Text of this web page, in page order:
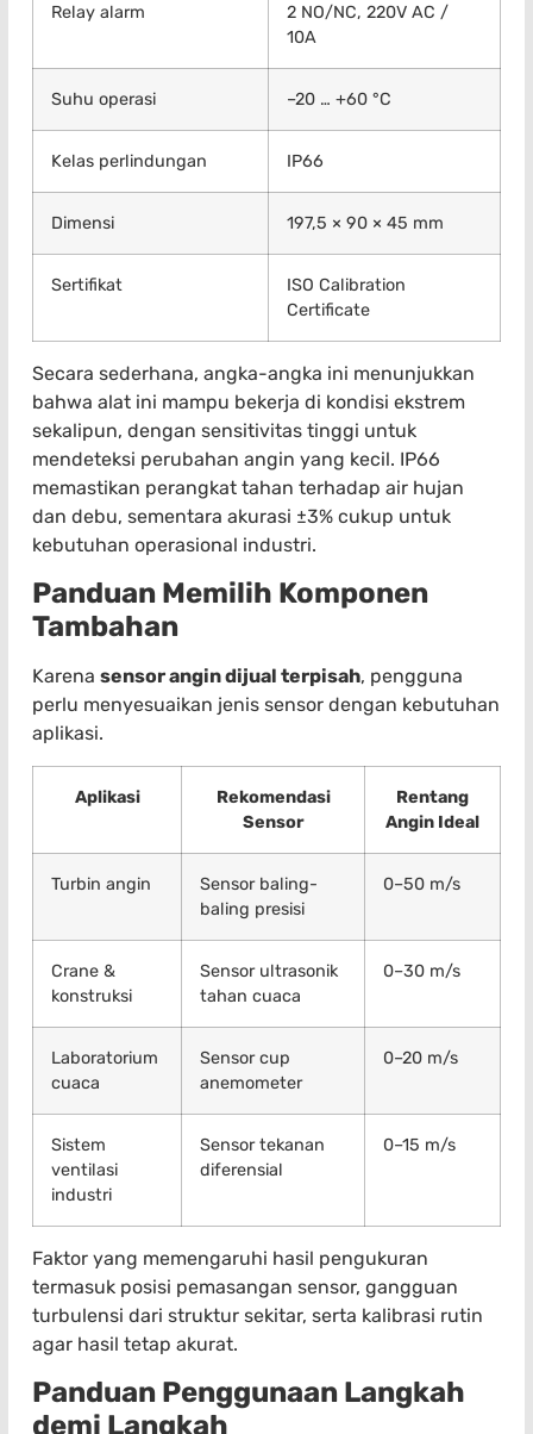
Relay alarm
2 NO/NC, 220V AC /
10A
Suhu operasi –20 … +60 °C
Kelas perlindungan IP66
Dimensi 197,5 × 90 × 45 mm
Sertifikat
ISO Calibration
Certificate
Secara sederhana, angka-angka ini menunjukkan
bahwa alat ini mampu bekerja di kondisi ekstrem
sekalipun, dengan sensitivitas tinggi untuk
mendeteksi perubahan angin yang kecil. IP66
memastikan perangkat tahan terhadap air hujan
dan debu, sementara akurasi ±3% cukup untuk
kebutuhan operasional industri.
Panduan Memilih Komponen
Tambahan
Karena sensor angin dijual terpisah, pengguna
perlu menyesuaikan jenis sensor dengan kebutuhan
aplikasi.
Aplikasi
Rekomendasi
Sensor
Rentang
Angin Ideal
Turbin angin
Sensor baling-
baling presisi
0–50 m/s
Crane &
konstruksi
Sensor ultrasonik
tahan cuaca
0–30 m/s
Laboratorium
cuaca
Sensor cup
anemometer
0–20 m/s
Sistem
ventilasi
industri
Sensor tekanan
diferensial
0–15 m/s
Faktor yang memengaruhi hasil pengukuran
termasuk posisi pemasangan sensor, gangguan
turbulensi dari struktur sekitar, serta kalibrasi rutin
agar hasil tetap akurat.
Panduan Penggunaan Langkah
demi Langkah